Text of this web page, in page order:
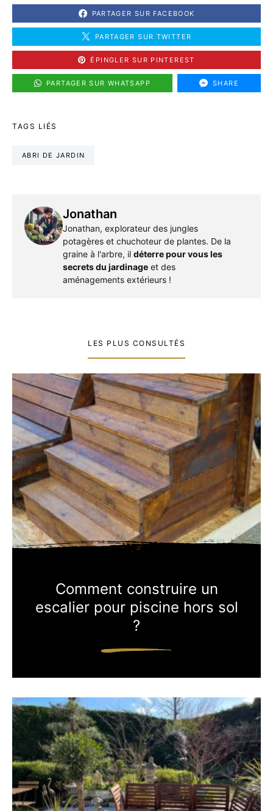
PARTAGER SUR FACEBOOK
PARTAGER SUR TWITTER
ÉPINGLER SUR PINTEREST
PARTAGER SUR WHATSAPP SHARE
TAGS LIÉS
ABRI DE JARDIN
Jonathan
Jonathan, explorateur des jungles
potagères et chuchoteur de plantes. De la
graine à l'arbre, il déterre pour vous les
secrets du jardinageet des
aménagements extérieurs !
LES PLUS CONSULTÉS
Comment construire un
escalier pour piscine hors sol
?